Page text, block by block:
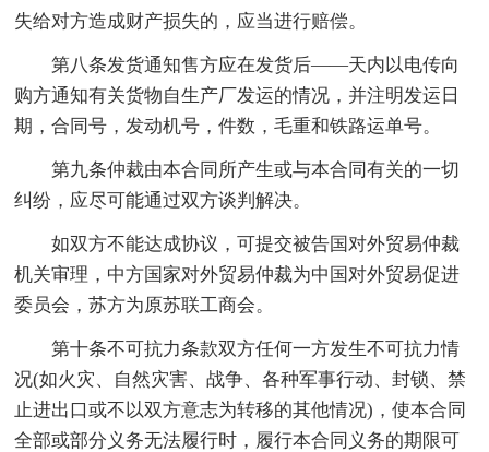
失给对方造成财产损失的，应当进行赔偿。
第八条发货通知售方应在发货后——天内以电传向
购方通知有关货物自生产厂发运的情况，并注明发运日
期，合同号，发动机号，件数，毛重和铁路运单号。
第九条仲裁由本合同所产生或与本合同有关的一切
纠纷，应尽可能通过双方谈判解决。
如双方不能达成协议，可提交被告国对外贸易仲裁
机关审理，中方国家对外贸易仲裁为中国对外贸易促进
委员会，苏方为原苏联工商会。
第十条不可抗力条款双方任何一方发生不可抗力情
况(如火灾、自然灾害、战争、各种军事行动、封锁、禁
止进出口或不以双方意志为转移的其他情况)，使本合同
全部或部分义务无法履行时，履行本合同义务的期限可